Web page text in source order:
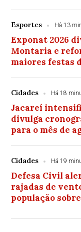
Esportes Há 13
Exponat 2026
Montaria e
maiores festas
Cidades Há 18
Jacareí
divulga
para o mês de
Cidades Há 19
Defesa Civil
rajadas de
população